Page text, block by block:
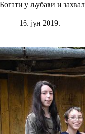
Богати у љубави и
16. јун 2019.